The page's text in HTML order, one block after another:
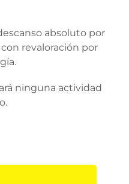
absoluto por
revaloración por
ninguna actividad